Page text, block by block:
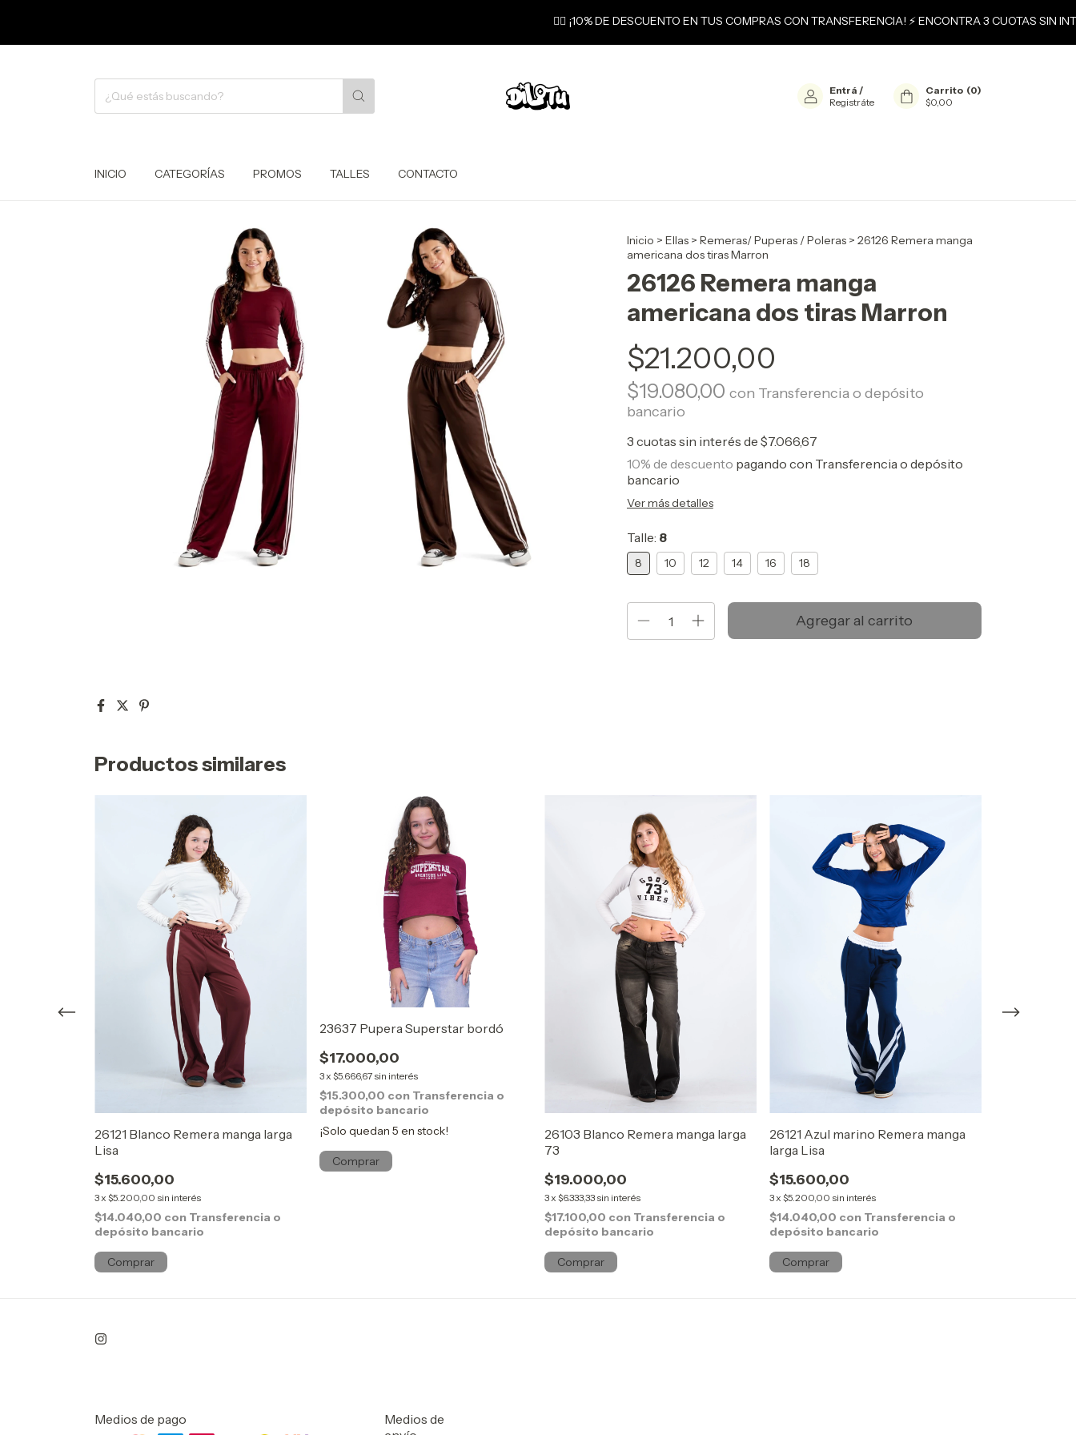
❤️‍🔥 ¡10% DE DESCUENTO EN TUS COMPRAS CON TRANSFERENCIA! ⚡ ENCONTRA 3 CUOTAS SIN
Entrá /
Registráte
Carrito (0)
$0,00
INICIO CATEGORÍAS PROMOS TALLES CONTACTO
Inicio > Ellas > Remeras/ Puperas / Poleras > 26126 Remera manga
americana dos tiras Marron
26126 Remera manga
americana dos tiras Marron
$21.200,00
$19.080,00 con Transferencia o depósito
bancario
3 cuotas sin interés de $7.066,67
10% de descuento pagando con Transferencia o depósito
bancario
Ver más detalles
Talle: 8
8 10 12 14 16 18
Productos similares
26121 Blanco Remera manga larga
Lisa
$15.600,00
3x $5.200,00 sin interés
$14.040,00 con Transferencia o
depósito bancario
Comprar
23637 Pupera Superstar bordó
$17.000,00
3x $5.666,67 sin interés
$15.300,00 con Transferencia o
depósito bancario
¡Solo quedan 5 en stock!
Comprar
26103 Blanco Remera manga larga
73
$19.000,00
3x $6.333,33 sin interés
$17.100,00 con Transferencia o
depósito bancario
Comprar
26121 Azul marino Remera manga
larga Lisa
$15.600,00
3x $5.200,00 sin interés
$14.040,00 con Transferencia o
depósito bancario
Comprar
Medios de pago
Medios de